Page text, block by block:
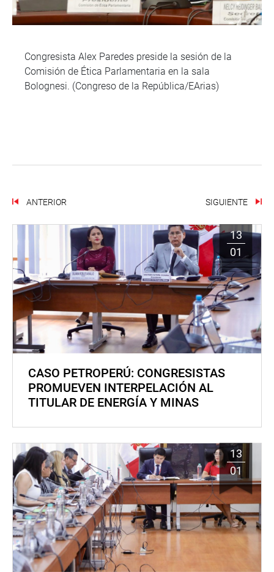
Congresista Alex Paredes preside la sesión de la
Comisión de Ética Parlamentaria en la sala
Bolognesi. (Congreso de la República/EArias)
ANTERIOR SIGUIENTE
13
01
CASO PETROPERÚ: CONGRESISTAS
PROMUEVEN INTERPELACIÓN AL
TITULAR DE ENERGÍA Y MINAS
13
01